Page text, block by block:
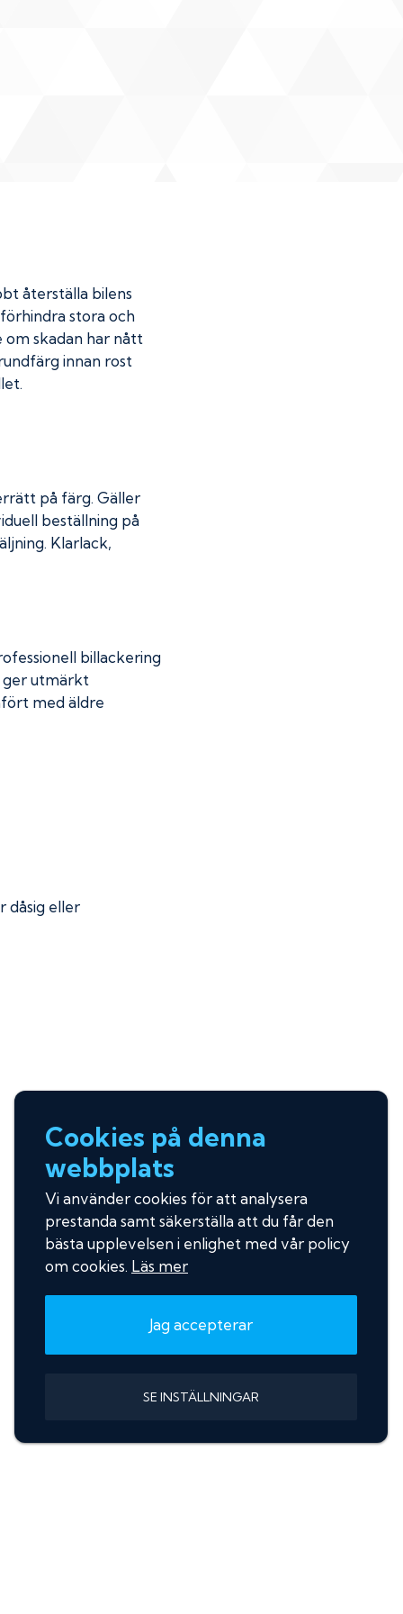
återställa bilens
stora och
skadan har nått
innan rost
på färg. Gäller
beställning på
Klarlack,
billackering
ger utmärkt
med äldre
dåsig eller
Cookies på denna
webbplats
Vi använder cookies för att analysera
prestanda samt säkerställa att du får den
bästa upplevelsen i enlighet med vår policy
om cookies. Läs mer
Jag accepterar
SE INSTÄLLNINGAR